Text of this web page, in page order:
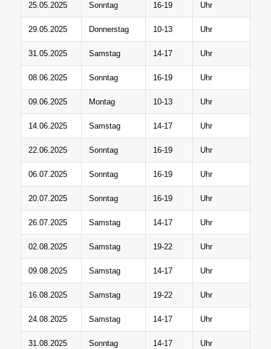
25.05.2025 Sonntag 16-19 Uhr
29.05.2025 Donnerstag 10-13 Uhr
31.05.2025 Samstag 14-17 Uhr
08.06.2025 Sonntag 16-19 Uhr
09.06.2025 Montag 10-13 Uhr
14.06.2025 Samstag 14-17 Uhr
22.06.2025 Sonntag 16-19 Uhr
06.07.2025 Sonntag 16-19 Uhr
20.07.2025 Sonntag 16-19 Uhr
26.07.2025 Samstag 14-17 Uhr
02.08.2025 Samstag 19-22 Uhr
09.08.2025 Samstag 14-17 Uhr
16.08.2025 Samstag 19-22 Uhr
24.08.2025 Samstag 14-17 Uhr
31.08.2025 Sonntag 14-17 Uhr